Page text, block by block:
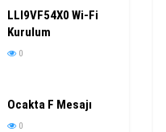
LLI9VF54X0 Wi-Fi
Kurulum
0
Ocakta F Mesajı
0